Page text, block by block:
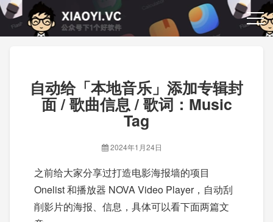
自动给「本地音乐」添加专辑封
面 / 歌曲信息 / 歌词：Music
Tag
2024年1月24日
之前给大家分享过打造电影海报墙的项目
Onelist 和播放器 NOVA Video Player，自动刮
削影片的海报、信息，具体可以看下面两篇文